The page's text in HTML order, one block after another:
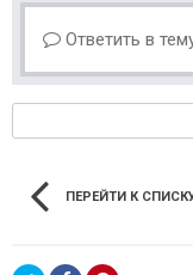
Ответить в
ПЕРЕЙТИ К